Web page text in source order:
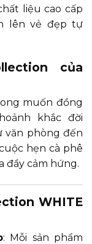
liệu cao cấp
lên vẻ đẹp tự
của
muốn đồng
khắc đời
văn phòng đến
hẹn cà phê
đầy cảm hứng.
WHITE
: Mỗi sản phẩm